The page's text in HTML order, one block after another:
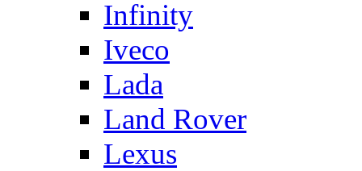
Infinity
Iveco
Lada
Land Rover
Lexus